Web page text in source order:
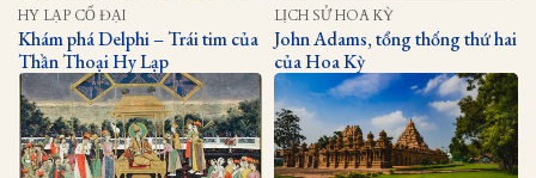
HY LẠP CỔ ĐẠI
Khám phá Delphi – Trái tim của
Thần Thoại Hy Lạp
LỊCH SỬ HOA KỲ
John Adams, tổng thống thứ hai
của Hoa Kỳ